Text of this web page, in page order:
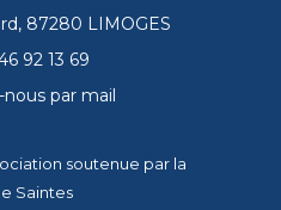
87280 LIMOGES
92 13 69
par mail
soutenue par la
Saintes